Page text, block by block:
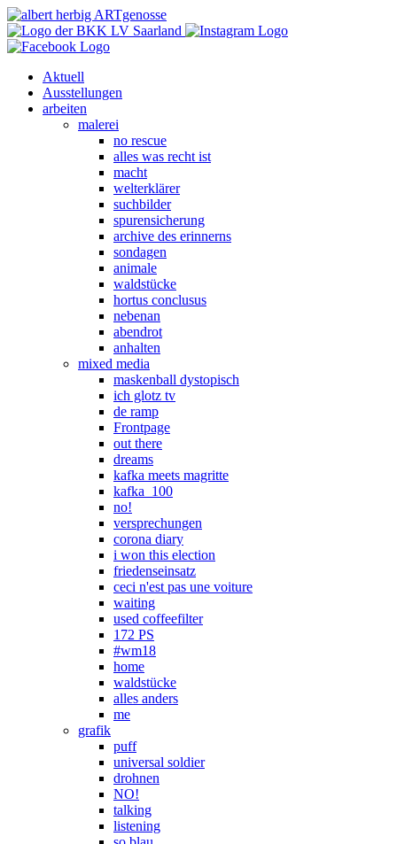
Aktuell
Ausstellungen
arbeiten
malerei
no rescue
alles was recht ist
macht
welterklärer
suchbilder
spurensicherung
archive des erinnerns
sondagen
animale
waldstücke
hortus conclusus
nebenan
abendrot
anhalten
mixed media
maskenball dystopisch
ich glotz tv
de ramp
Frontpage
out there
dreams
kafka meets magritte
kafka_100
no!
versprechungen
corona diary
i won this election
friedenseinsatz
ceci n'est pas une voiture
waiting
used coffeefilter
172 PS
#wm18
home
waldstücke
alles anders
me
grafik
puff
universal soldier
drohnen
NO!
talking
listening